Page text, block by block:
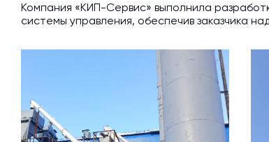
Компания «КИП-Сервис» выполнила
системы управления, обеспечив заказчика